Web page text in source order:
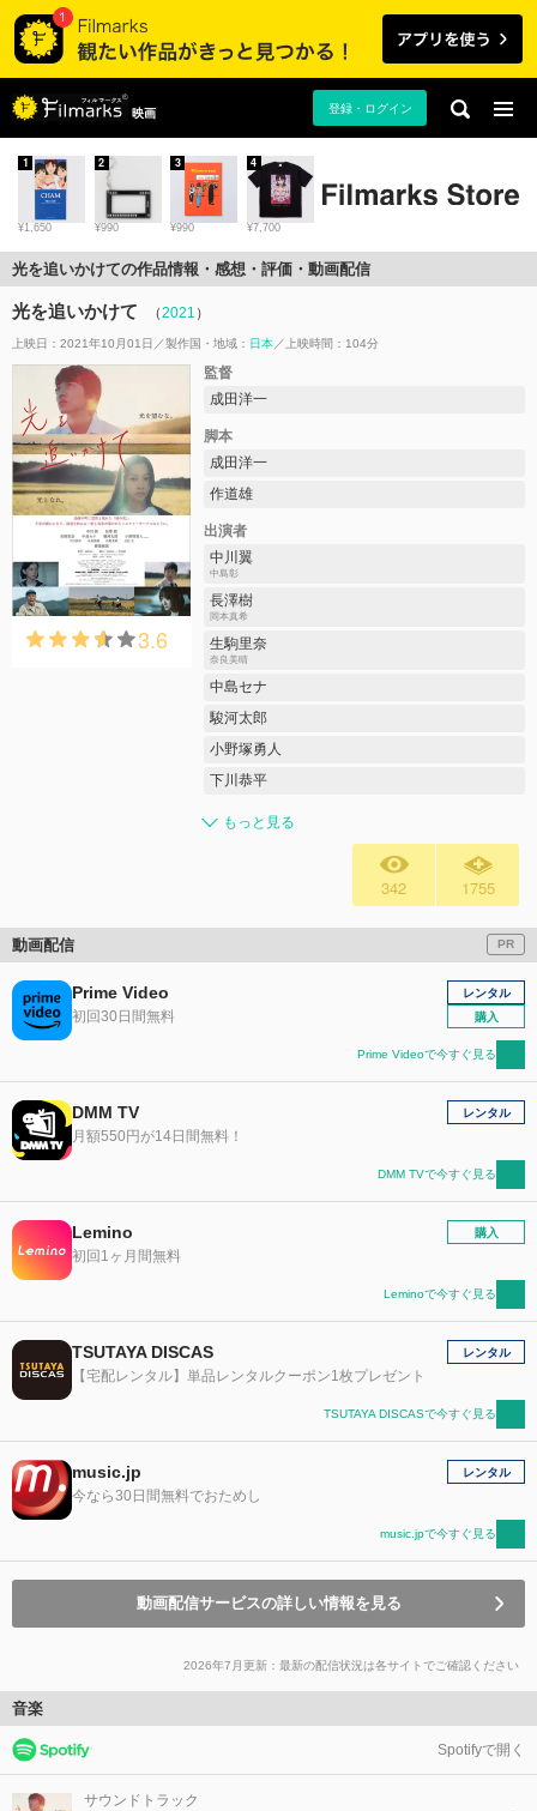
映画 登録・ログイン
¥1,650
1
¥990
2
¥990
3
¥7,700
4
光を追いかけての作品情報・感想・評価・動画配信
光を追いかけて （2021 ）
上映日：2021年10月01日 製作国・地域： 日本 上映時間：104分
3.6
監督
成田洋一
脚本
成田洋一
作道雄
出演者
中川翼
中島彰
⻑澤樹
岡本真希
生駒里奈
奈良美晴
中島セナ
駿河太郎
小野塚勇人
下川恭平
もっと見る
342 1755
動画配信 PR
Prime Video
初回30日間無料
レンタル
購入
Prime Videoで今すぐ見る
DMM TV
月額550円が14日間無料！
レンタル
DMM TVで今すぐ見る
Lemino
初回1ヶ月間無料
購入
Leminoで今すぐ見る
TSUTAYA DISCAS
【宅配レンタル】単品レンタルクーポン1枚プレゼント
レンタル
TSUTAYA DISCASで今すぐ見る
music.jp
今なら30日間無料でおためし
レンタル
music.jpで今すぐ見る
動画配信サービスの詳しい情報を見る
2026年7月更新：最新の配信状況は各サイトでご確認ください
音楽
Spotifyで開く
サウンドトラック